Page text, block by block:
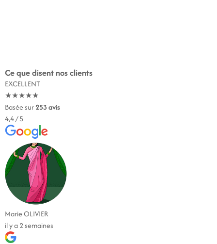
Ce que disent nos clients
EXCELLENT
★★★★★
Basée sur253 avis
4,4/ 5
Marie OLIVIER
il y a 2 semaines